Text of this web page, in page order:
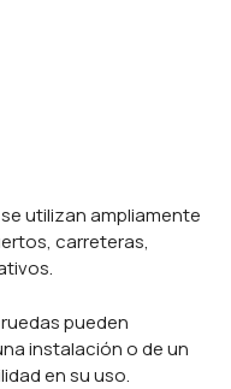
utilizan ampliamente
carreteras,
pueden
instalación o de un
en su uso.